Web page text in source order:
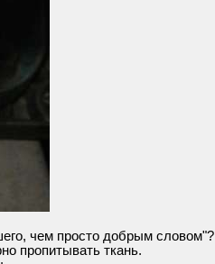
чем просто добрым словом"?
пропитывать ткань.